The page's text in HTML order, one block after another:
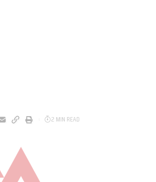
2 MIN READ